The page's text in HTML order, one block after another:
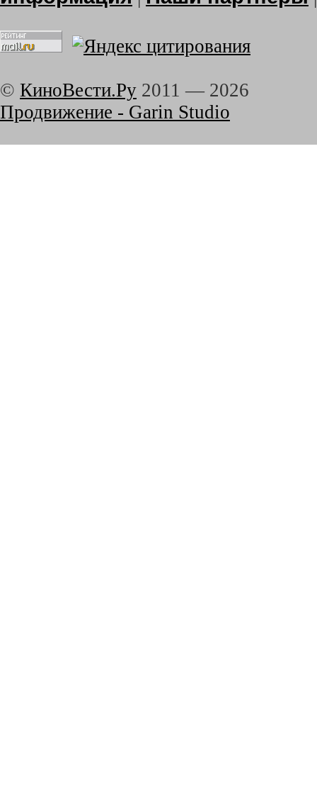
© КиноВести.Ру 2011 — 2026
Продвижение - Garin Studio